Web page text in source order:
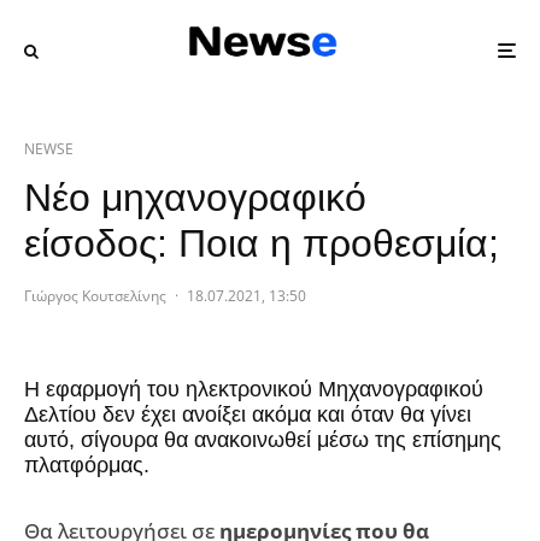
NEWSE
Νέο μηχανογραφικό
είσοδος: Ποια η προθεσμία;
Γιώργος Κουτσελίνης · 18.07.2021, 13:50
Η εφαρμογή του ηλεκτρονικού Μηχανογραφικού
Δελτίου δεν έχει ανοίξει ακόμα και όταν θα γίνει
αυτό, σίγουρα θα ανακοινωθεί μέσω της επίσημης
πλατφόρμας.
Θα λειτουργήσει σε ημερομηνίες που θα